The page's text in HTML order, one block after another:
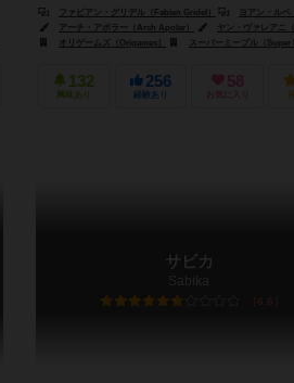
ピピハウス（PiPi House）
ファビアン・グリデル（Fabien Gridel）
ヨアン・ルベ（
アーチ・アポラー（Arch Apolar）
ヤン・ヴァレアニ（
オリゲームズ（Origames）
スーパーミープル（Super
132
興味あり
256
経験あり
58
お気に入り
サビカ
Sabika
6.6